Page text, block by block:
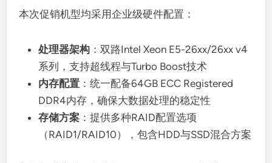
本次促销机型均采用企业级硬件配置：
处理器架构 ：双路Intel Xeon E5-26xx/26xx v4
系列，支持超线程与Turbo Boost技术
内存配置 ：统一配备64GB ECC Registered
DDR4内存，确保大数据处理的稳定性
存储方案 ：提供多种RAID配置选项
（RAID1/RAID10），包含HDD与SSD混合方案